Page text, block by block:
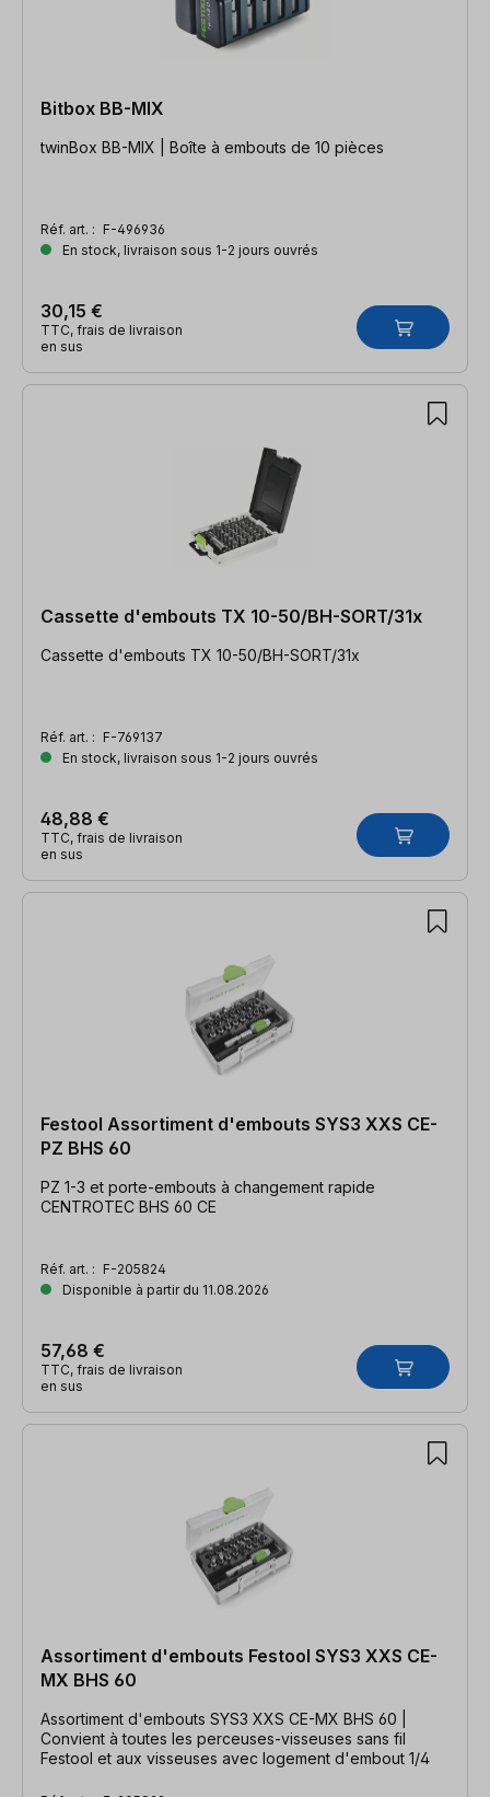
Bitbox BB-MIX
twinBox BB-MIX | Boîte à embouts de 10 pièces
Réf. art. : F-496936
En stock, livraison sous 1-2 jours ouvrés
30,15 €
TTC, frais de livraison
en sus
Cassette d'embouts TX 10-50/BH-SORT/31x
Cassette d'embouts TX 10-50/BH-SORT/31x
Réf. art. : F-769137
En stock, livraison sous 1-2 jours ouvrés
48,88 €
TTC, frais de livraison
en sus
Festool Assortiment d'embouts SYS3 XXS CE-
PZ BHS 60
PZ 1-3 et porte-embouts à changement rapide
CENTROTEC BHS 60 CE
Réf. art. : F-205824
Disponible à partir du 11.08.2026
57,68 €
TTC, frais de livraison
en sus
Assortiment d'embouts Festool SYS3 XXS CE-
MX BHS 60
Assortiment d'embouts SYS3 XXS CE-MX BHS 60 |
Convient à toutes les perceuses-visseuses sans fil
Festool et aux visseuses avec logement d'embout 1/4